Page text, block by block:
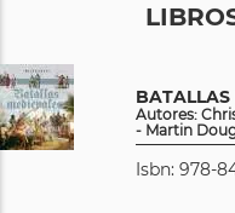
BATALLAS
Autores:
- Martin
Isbn: 978-